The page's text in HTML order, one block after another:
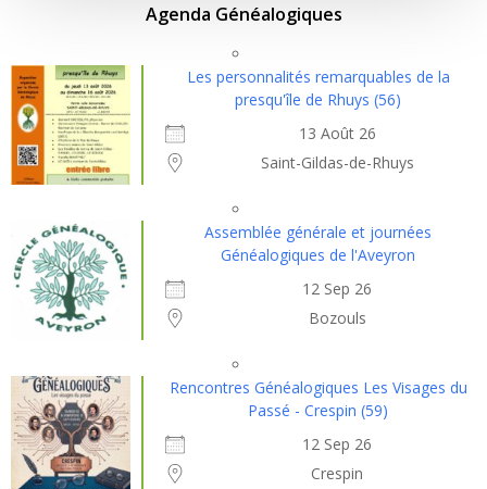
Agenda Généalogiques
Les personnalités remarquables de la
presqu'île de Rhuys (56)
13 Août 26
Saint-Gildas-de-Rhuys
Assemblée générale et journées
Généalogiques de l'Aveyron
12 Sep 26
Bozouls
Rencontres Généalogiques Les Visages du
Passé - Crespin (59)
12 Sep 26
Crespin